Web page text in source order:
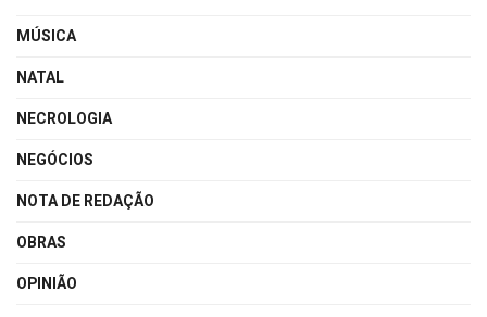
MÚSICA
NATAL
NECROLOGIA
NEGÓCIOS
NOTA DE REDAÇÃO
OBRAS
OPINIÃO